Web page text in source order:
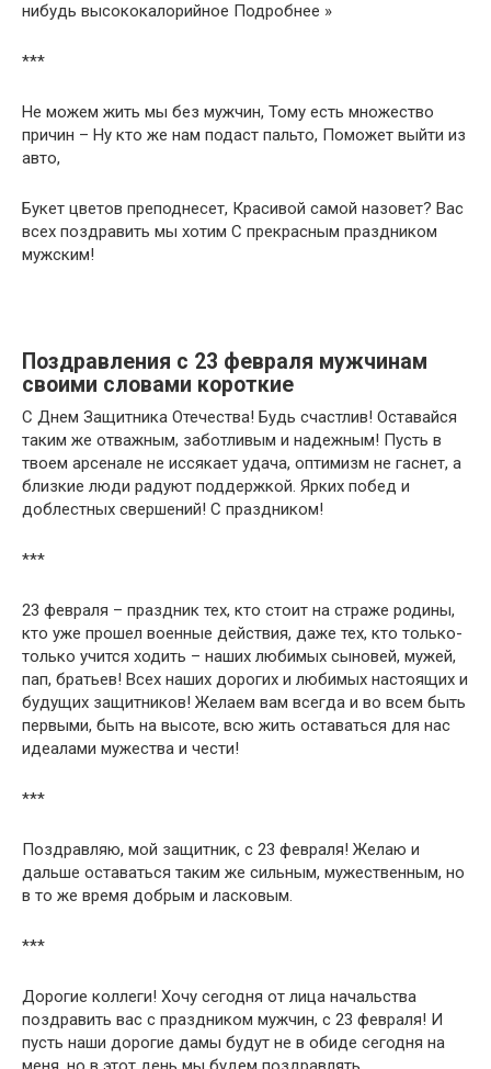
нибудь высококалорийное Подробнее »
***
Не можем жить мы без мужчин, Тому есть множество
причин – Ну кто же нам подаст пальто, Поможет выйти из
авто,
Букет цветов преподнесет, Красивой самой назовет? Вас
всех поздравить мы хотим С прекрасным праздником
мужским!
Поздравления с 23 февраля мужчинам
своими словами короткие
С Днем Защитника Отечества! Будь счастлив! Оставайся
таким же отважным, заботливым и надежным! Пусть в
твоем арсенале не иссякает удача, оптимизм не гаснет, а
близкие люди радуют поддержкой. Ярких побед и
доблестных свершений! С праздником!
***
23 февраля – праздник тех, кто стоит на страже родины,
кто уже прошел военные действия, даже тех, кто только-
только учится ходить – наших любимых сыновей, мужей,
пап, братьев! Всех наших дорогих и любимых настоящих и
будущих защитников! Желаем вам всегда и во всем быть
первыми, быть на высоте, всю жить оставаться для нас
идеалами мужества и чести!
***
Поздравляю, мой защитник, с 23 февраля! Желаю и
дальше оставаться таким же сильным, мужественным, но
в то же время добрым и ласковым.
***
Дорогие коллеги! Хочу сегодня от лица начальства
поздравить вас с праздником мужчин, с 23 февраля! И
пусть наши дорогие дамы будут не в обиде сегодня на